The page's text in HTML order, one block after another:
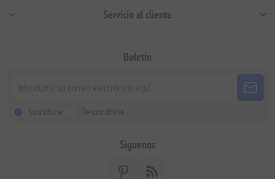
Servicio al cliente
Boletín
Suscribirse Desuscribirse
Siguenos